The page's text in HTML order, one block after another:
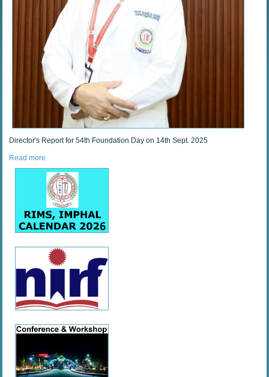
Director's Report for 54th Foundation Day on 14th Sept. 2025
Read more